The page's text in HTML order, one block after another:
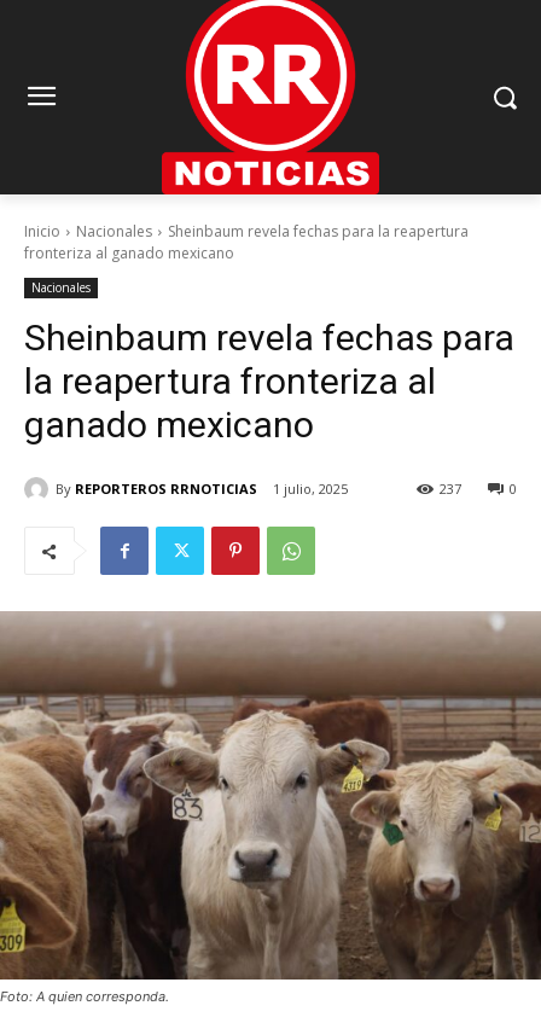
Inicio Nacionales
Sheinbaum revela fechas para la reapertura
fronteriza al ganado mexicano
Nacionales
Sheinbaum revela fechas para
la reapertura fronteriza al
ganado mexicano
By REPORTEROS RRNOTICIAS 1 julio, 2025 0
237
Foto: A quien corresponda.